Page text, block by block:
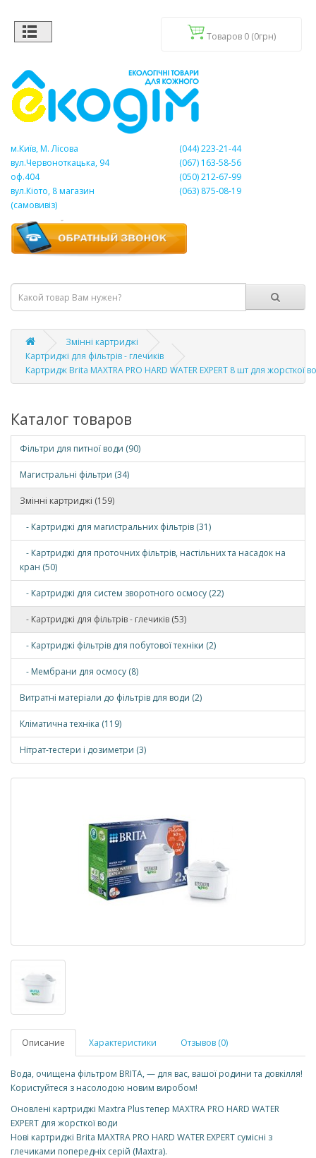
Товаров 0 (0грн)
м.Київ, М. Лісова
вул.Червоноткацька, 94
оф.404
вул.Кіото, 8 магазин
(самовивіз)
(044) 223-21-44
(067) 163-58-56
(050) 212-67-99
(063) 875-08-19
Змінні картриджі
Картриджі для фільтрів - глечиків
Картридж Brita MAXTRA PRO HARD WATER EXPERT 8 шт для жорсткої
Каталог товаров
Фільтри для питної води (90)
Магистральні фільтри (34)
Змінні картриджі (159)
- Картриджі для магистральних фільтрів (31)
- Картриджі для проточних фільтрів, настільних та насадок на
кран (50)
- Картриджі для систем зворотного осмосу (22)
- Картриджі для фільтрів - глечиків (53)
- Картриджі фільтрів для побутової техніки (2)
- Мембрани для осмосу (8)
Витратні матеріали до фільтрів для води (2)
Кліматична техніка (119)
Нітрат-тестери і дозиметри (3)
Описание Характеристики Отзывов (0)
Вода, очищена фільтром BRITA, — для вас, вашої родини та довкілля!
Користуйтеся з насолодою новим виробом!
Оновлені картриджі Maxtra Plus тепер MAXTRA PRO HARD WATER
EXPERT для жорсткої води
Нові картриджі Brita MAXTRA PRO HARD WATER EXPERT сумісні з
глечиками попередніх серій (Maxtra).